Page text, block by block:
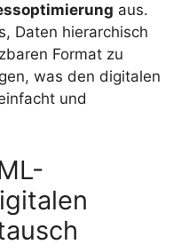
aus.
Daten hierarchisch
Format zu
was den digitalen
und